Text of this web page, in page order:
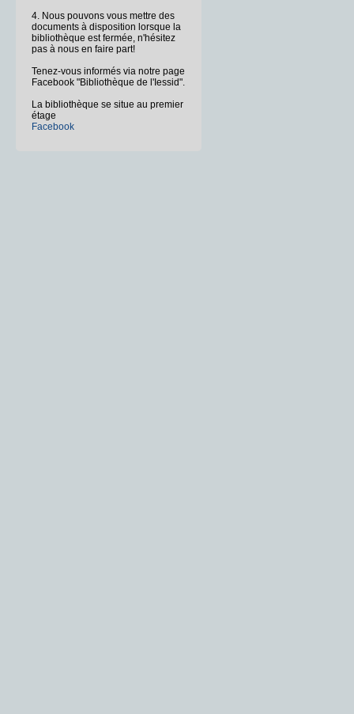
4. Nous pouvons vous mettre des
documents à disposition lorsque la
bibliothèque est fermée, n'hésitez
pas à nous en faire part!
Tenez-vous informés via notre page
Facebook "Bibliothèque de l'Iessid".
La bibliothèque se situe au premier
étage
Facebook